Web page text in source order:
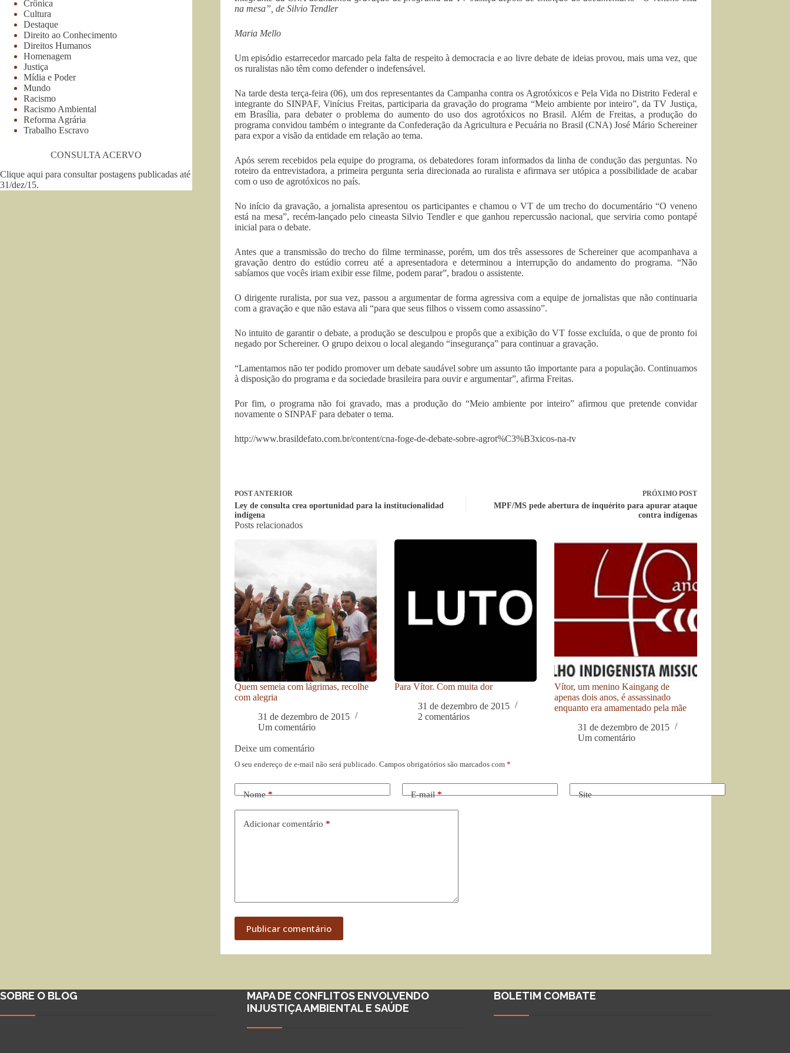
na mesa”, de Silvio Tendler
Maria Mello
Um episódio estarrecedor marcado pela falta de respeito à democracia e ao livre debate de ideias provou, mais uma vez, que
os ruralistas não têm como defender o indefensável.
Na tarde desta terça-feira (06), um dos representantes da Campanha contra os Agrotóxicos e Pela Vida no Distrito Federal e
integrante do SINPAF, Vinícius Freitas, participaria da gravação do programa “Meio ambiente por inteiro”, da TV Justiça,
em Brasília, para debater o problema do aumento do uso dos agrotóxicos no Brasil. Além de Freitas, a produção do
programa convidou também o integrante da Confederação da Agricultura e Pecuária no Brasil (CNA) José Mário Schereiner
para expor a visão da entidade em relação ao tema.
Após serem recebidos pela equipe do programa, os debatedores foram informados da linha de condução das perguntas. No
roteiro da entrevistadora, a primeira pergunta seria direcionada ao ruralista e afirmava ser utópica a possibilidade de acabar
com o uso de agrotóxicos no país.
No início da gravação, a jornalista apresentou os participantes e chamou o VT de um trecho do documentário “O veneno
está na mesa”, recém-lançado pelo cineasta Silvio Tendler e que ganhou repercussão nacional, que serviria como pontapé
inicial para o debate.
Antes que a transmissão do trecho do filme terminasse, porém, um dos três assessores de Schereiner que acompanhava a
gravação dentro do estúdio correu até a apresentadora e determinou a interrupção do andamento do programa. “Não
sabíamos que vocês iriam exibir esse filme, podem parar”, bradou o assistente.
O dirigente ruralista, por sua vez, passou a argumentar de forma agressiva com a equipe de jornalistas que não continuaria
com a gravação e que não estava ali “para que seus filhos o vissem como assassino”.
No intuito de garantir o debate, a produção se desculpou e propôs que a exibição do VT fosse excluída, o que de pronto foi
negado por Schereiner. O grupo deixou o local alegando “insegurança” para continuar a gravação.
“Lamentamos não ter podido promover um debate saudável sobre um assunto tão importante para a população. Continuamos
à disposição do programa e da sociedade brasileira para ouvir e argumentar”, afirma Freitas.
Por fim, o programa não foi gravado, mas a produção do “Meio ambiente por inteiro” afirmou que pretende convidar
novamente o SINPAF para debater o tema.
http://www.brasildefato.com.br/content/cna-foge-de-debate-sobre-agrot%C3%B3xicos-na-tv
POSTANTERIOR
Ley de consulta crea oportunidad para la institucionalidad
indígena
PRÓXIMO POST
MPF/MS pede abertura de inquérito para apurar ataque
contra indígenas
Posts relacionados
Quem semeia com lágrimas, recolhe
com alegria
31 de dezembro de 2015
Um comentário
Para Vítor. Com muita dor
31 de dezembro de 2015
2 comentários
Vítor, um menino Kaingang de
apenas dois anos, é assassinado
enquanto era amamentado pela mãe
31 de dezembro de 2015
Um comentário
Deixe um comentário
O seu endereço de e-mail não será publicado. Campos obrigatórios são marcados com *
Nome* E-mail* Site
Adicionar comentário *
Publicar comentário
Crônica
Cultura
Destaque
Direito ao Conhecimento
Direitos Humanos
Homenagem
Justiça
Mídia e Poder
Mundo
Racismo
Racismo Ambiental
Reforma Agrária
Trabalho Escravo
CONSULTA ACERVO
Clique aqui para consultar postagens publicadas até
31/dez/15.
SOBRE O BLOG
MAPA DE CONFLITOS ENVOLVENDO
INJUSTIÇA AMBIENTAL E SAÚDE
BOLETIM COMBATE